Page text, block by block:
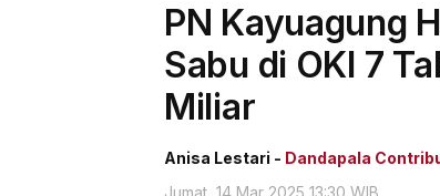
PN Kayuagung
Sabu di OKI 7
Miliar
Anisa Lestari - Dandapala
Jumat, 14 Mar 2025 13:30 WIB